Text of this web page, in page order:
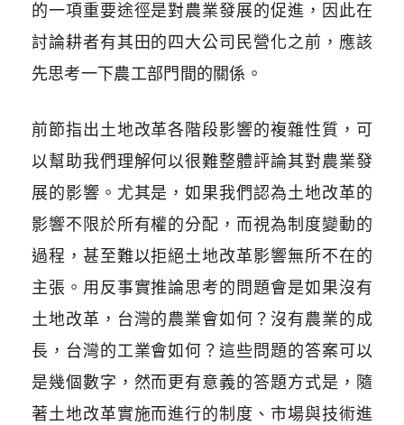
的一項重要途徑是對農業發展的促進，因此在
討論耕者有其田的四大公司民營化之前，應該
先思考一下農工部門間的關係。
前節指出土地改革各階段影響的複雜性質，可
以幫助我們理解何以很難整體評論其對農業發
展的影響。尤其是，如果我們認為土地改革的
影響不限於所有權的分配，而視為制度變動的
過程，甚至難以拒絕土地改革影響無所不在的
主張。用反事實推論思考的問題會是如果沒有
土地改革，台灣的農業會如何？沒有農業的成
長，台灣的工業會如何？這些問題的答案可以
是幾個數字，然而更有意義的答題方式是，隨
著土地改革實施而進行的制度、市場與技術進